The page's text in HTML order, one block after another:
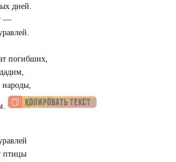
дней.
—
погибших,
птицы